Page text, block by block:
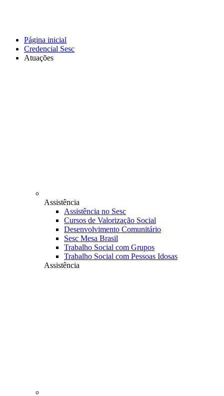
Página inicial
Credencial Sesc
Atuações
Assistência
Assistência no Sesc
Cursos de Valorização Social
Desenvolvimento Comunitário
Sesc Mesa Brasil
Trabalho Social com Grupos
Trabalho Social com Pessoas Idosas
Assistência